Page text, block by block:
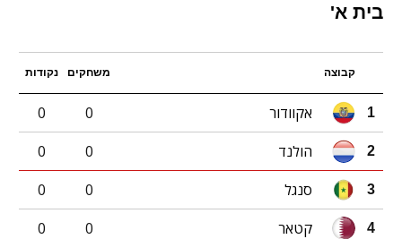
בית א'
קבוצה משחקים נקודות
1 אקוודור 0
0
2 הולנד 0
0
3 סנגל 0
0
4 קטאר 0
0